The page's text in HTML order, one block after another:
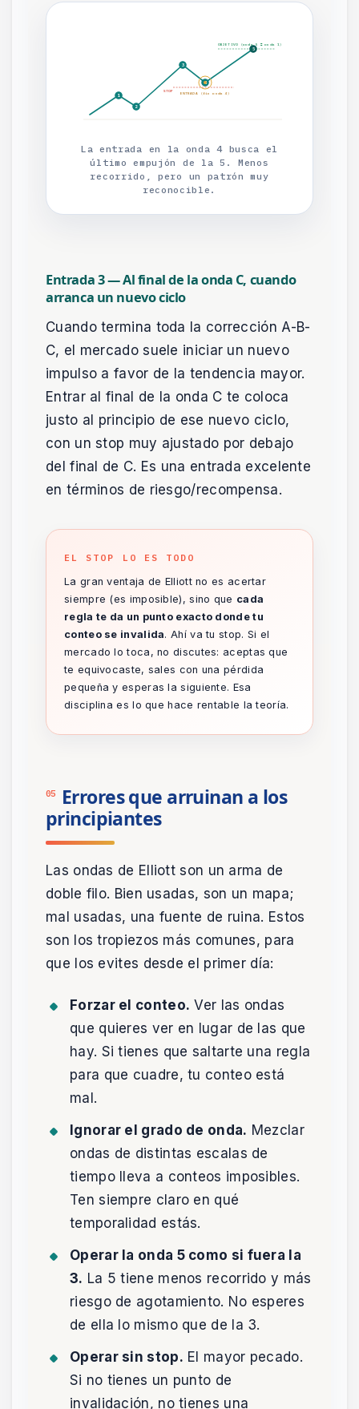
1
2
3
4
5
ENTRADA (fin onda 4)
STOP
OBJETIVO (onda 5 ≈ onda 1)
La entrada en la onda 4 busca el
último empujón de la 5. Menos
recorrido, pero un patrón muy
reconocible.
Entrada 3 — Al final de la onda C, cuando
arranca un nuevo ciclo
Cuando termina toda la corrección A-B-
C, el mercado suele iniciar un nuevo
impulso a favor de la tendencia mayor.
Entrar al final de la onda C te coloca
justo al principio de ese nuevo ciclo,
con un stop muy ajustado por debajo
del final de C. Es una entrada excelente
en términos de riesgo/recompensa.
EL STOP LO ES TODO
La gran ventaja de Elliott no es acertar
siempre (es imposible), sino que cada
regla te da un punto exacto donde tu
conteo se invalida. Ahí va tu stop. Si el
mercado lo toca, no discutes: aceptas que
te equivocaste, sales con una pérdida
pequeña y esperas la siguiente. Esa
disciplina es lo que hace rentable la teoría.
05
Errores que arruinan a los
principiantes
Las ondas de Elliott son un arma de
doble filo. Bien usadas, son un mapa;
mal usadas, una fuente de ruina. Estos
son los tropiezos más comunes, para
que los evites desde el primer día:
Forzar el conteo. Ver las ondas
que quieres ver en lugar de las que
hay. Si tienes que saltarte una regla
para que cuadre, tu conteo está
mal.
Ignorar el grado de onda. Mezclar
ondas de distintas escalas de
tiempo lleva a conteos imposibles.
Ten siempre claro en qué
temporalidad estás.
Operar la onda 5 como si fuera la
3. La 5 tiene menos recorrido y más
riesgo de agotamiento. No esperes
de ella lo mismo que de la 3.
Operar sin stop. El mayor pecado.
Si no tienes un punto de
invalidación, no tienes una